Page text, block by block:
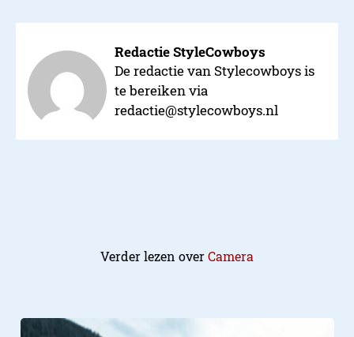
Redactie StyleCowboys
De redactie van Stylecowboys is
te bereiken via
redactie@stylecowboys.nl
Verder lezen overCamera